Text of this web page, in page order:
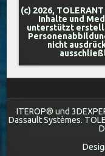
(c) 2026,
Inhalte und
unterstützt
nicht
ITEROP® und
Dassault Systèmes.